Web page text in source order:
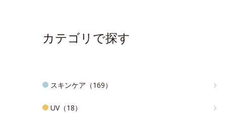
カテゴリで探す
スキンケア（169）
UV（18）